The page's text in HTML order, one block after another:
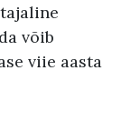
võib
viie aasta